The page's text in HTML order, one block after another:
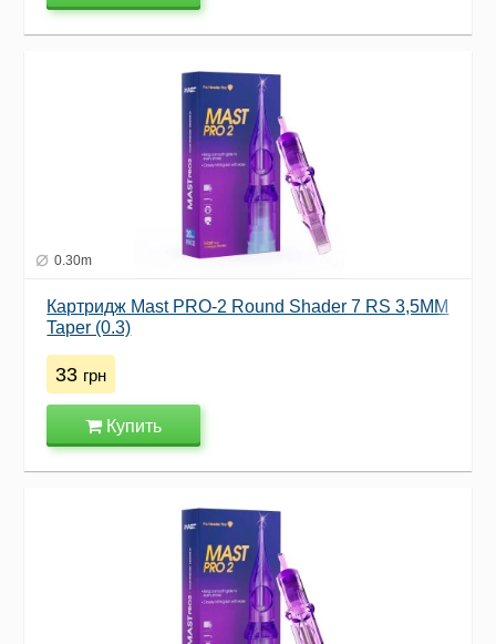
0.30m
Картридж Mast PRO-2 Round Shader 7 RS 3,5MM
Taper (0.3)
33 грн
Купить